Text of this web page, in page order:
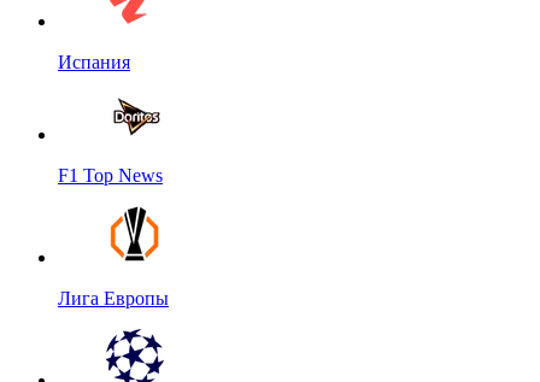
Испания
F1 Top News
Лига Европы